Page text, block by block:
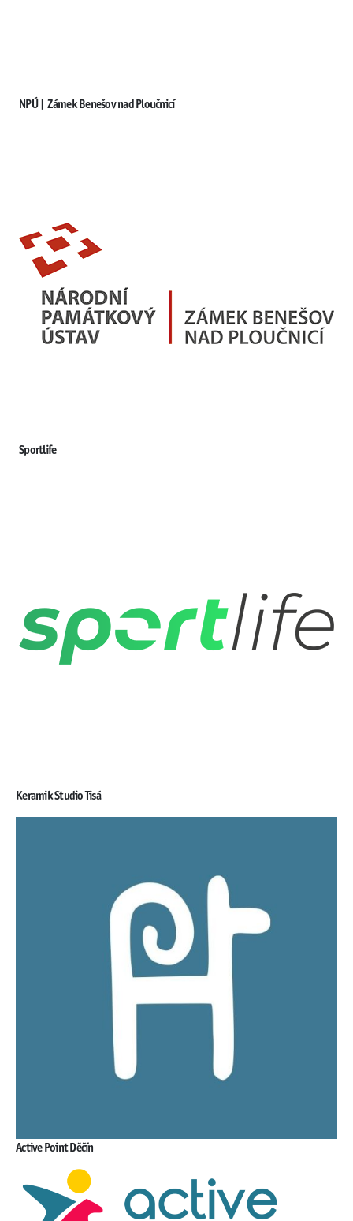
NPÚ | Zámek Benešov nad Ploučnicí
Sportlife
Keramik Studio Tisá
Active Point Děčín